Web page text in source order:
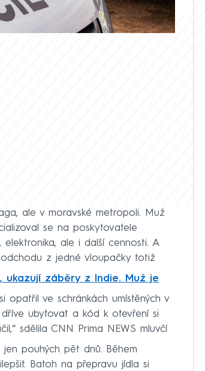
ale v moravské metropoli. Muž
se na poskytovatele
ale i další cennosti. A
z jedné vloupačky totiž
ukazují záběry z Indie. Muž je
opatřil ve schránkách umístěných v
ubytovat a kód k otevření si
sdělila CNN Prima NEWS mluvčí
pouhých pět dnů. Během
Batoh na přepravu jídla si